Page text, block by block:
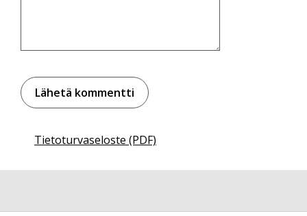
Tietoturvaseloste (PDF)